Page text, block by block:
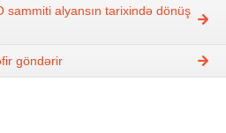
sammiti alyansın tarixində dönüş
göndərir